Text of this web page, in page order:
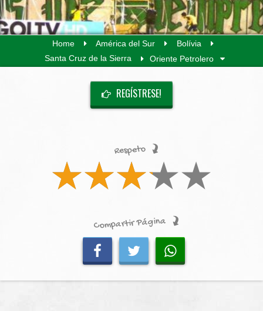
Home América del Sur
Bolívia
Santa Cruz de la Sierra
Oriente Petrolero
REGÍSTRESE!
Respeto
Compartir Página